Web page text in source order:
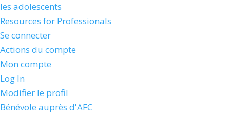
les adolescents
Resources for Professionals
Se connecter
Actions du compte
Mon compte
Log In
Modifier le profil
Bénévole auprès d'AFC